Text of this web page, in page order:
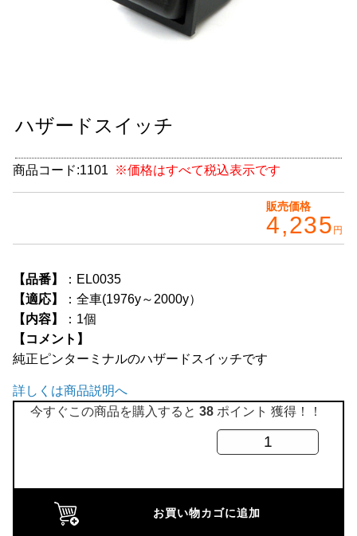
お得なセット商品
チームマルヤマ
デルタ秘蔵のレーシングコレクション
＋
中古パーツ/在庫限り
便利アイテム
全商品
ハザードスイッチ
商品コード:1101 ※価格はすべて税込表示です
販売価格
4,235 円
【品番】
：EL0035
【適応】
：全車(1976y～2000y）
【内容】
：1個
【コメント】
純正ピンターミナルのハザードスイッチです
詳しくは商品説明へ
今すぐこの商品を購入すると 38 ポイント 獲得！！
お買い物カゴに追加